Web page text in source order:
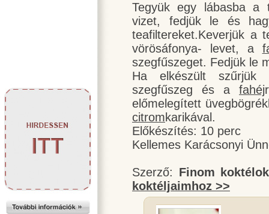
Tegyük egy lábasba a
vizet, fedjük le és
teafiltereket.Keverjük
vörösáfonya- levet, a
szegfűszeget. Fedjük le
Ha elkészült
szegfűszeg és a fahéj
előmelegített
citromkarikával.
Előkészítés: 10 perc
Kellemes Karácsonyi
Szerző: Finom koktélok
koktéljaimhoz >>